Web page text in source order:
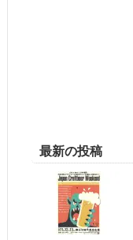
最新の投稿